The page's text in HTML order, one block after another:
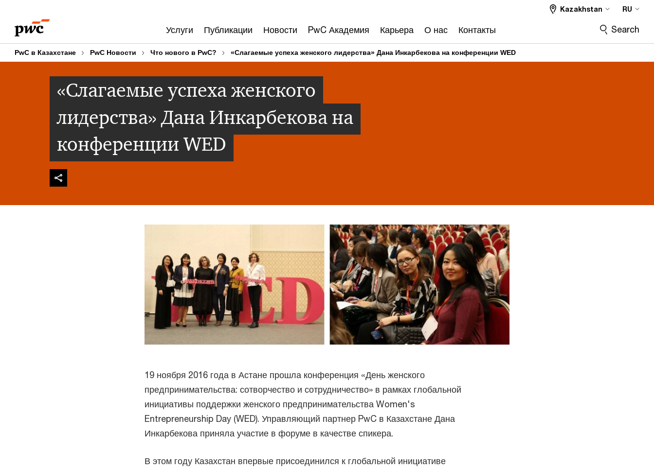
content
footer
Услуги Публикации Новости PwC Академия Карьера О нас Контакты
Kazakhstan RU
Search
PwC в Казахстане PwC Новости Что нового в PwC? «Слагаемые успеха женского лидерства» Дана Инкарбекова на конференции WED
«Слагаемые успеха женского
лидерства» Дана Инкарбекова на
конференции WED
19 ноября 2016 года в Астане прошла конференция «День женского
предпринимательства: сотворчество и сотрудничество» в рамках глобальной
инициативы поддержки женского предпринимательства Women's
Entrepreneurship Day (WED). Управляющий партнер PwC в Казахстане Дана
Инкарбекова приняла участие в форуме в качестве спикера.
В этом году Казахстан впервые присоединился к глобальной инициативе